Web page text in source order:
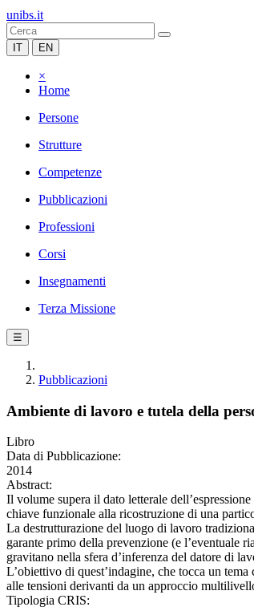
unibs.it
IT EN
×
Home
Persone
Strutture
Competenze
Pubblicazioni
Professioni
Corsi
Insegnamenti
Terza Missione
☰
Pubblicazioni
Ambiente di lavoro e tutela della
Libro
Data di Pubblicazione:
2014
Abstract:
Il volume supera il dato letterale
chiave funzionale alla ricostruzione di una
La destrutturazione del luogo di lavoro
garante primo della prevenzione (e l’eventuale
gravitano nella sfera d’inferenza del datore di
L’obiettivo di quest’indagine, che tocca un
alle tensioni derivanti da un approccio
Tipologia CRIS: